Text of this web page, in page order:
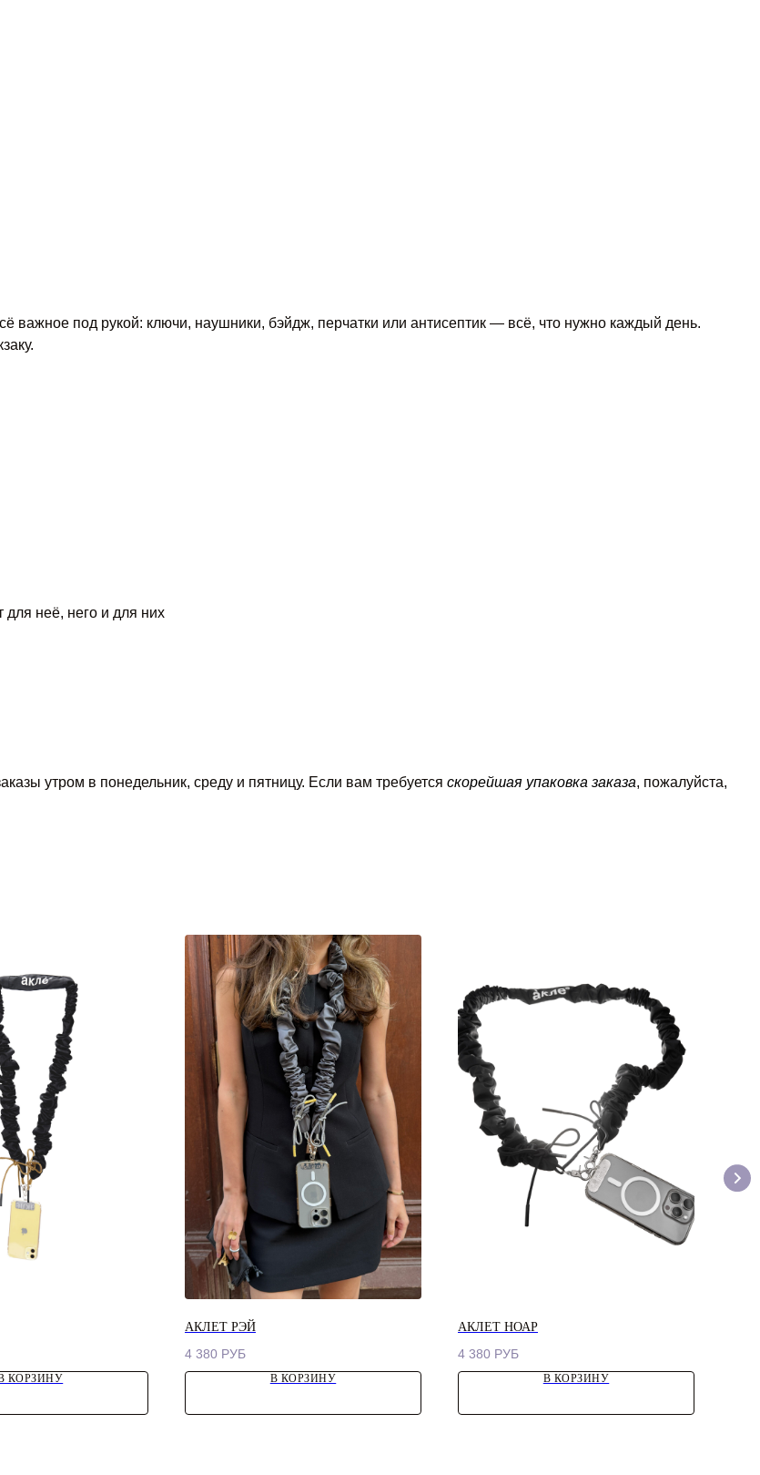
важное под рукой: ключи, наушники, бэйдж, перчатки или антисептик — всё, что нужно каждый день.
неё, него и для них
утром в понедельник, среду и пятницу. Если вам требуется скорейшая упаковка заказа, пожалуйста,
КОРЗИНУ
АКЛЕТ РЭЙ
4 380 РУБ
В КОРЗИНУ
АКЛЕТ НОАР
4 380 РУБ
В КОРЗИНУ